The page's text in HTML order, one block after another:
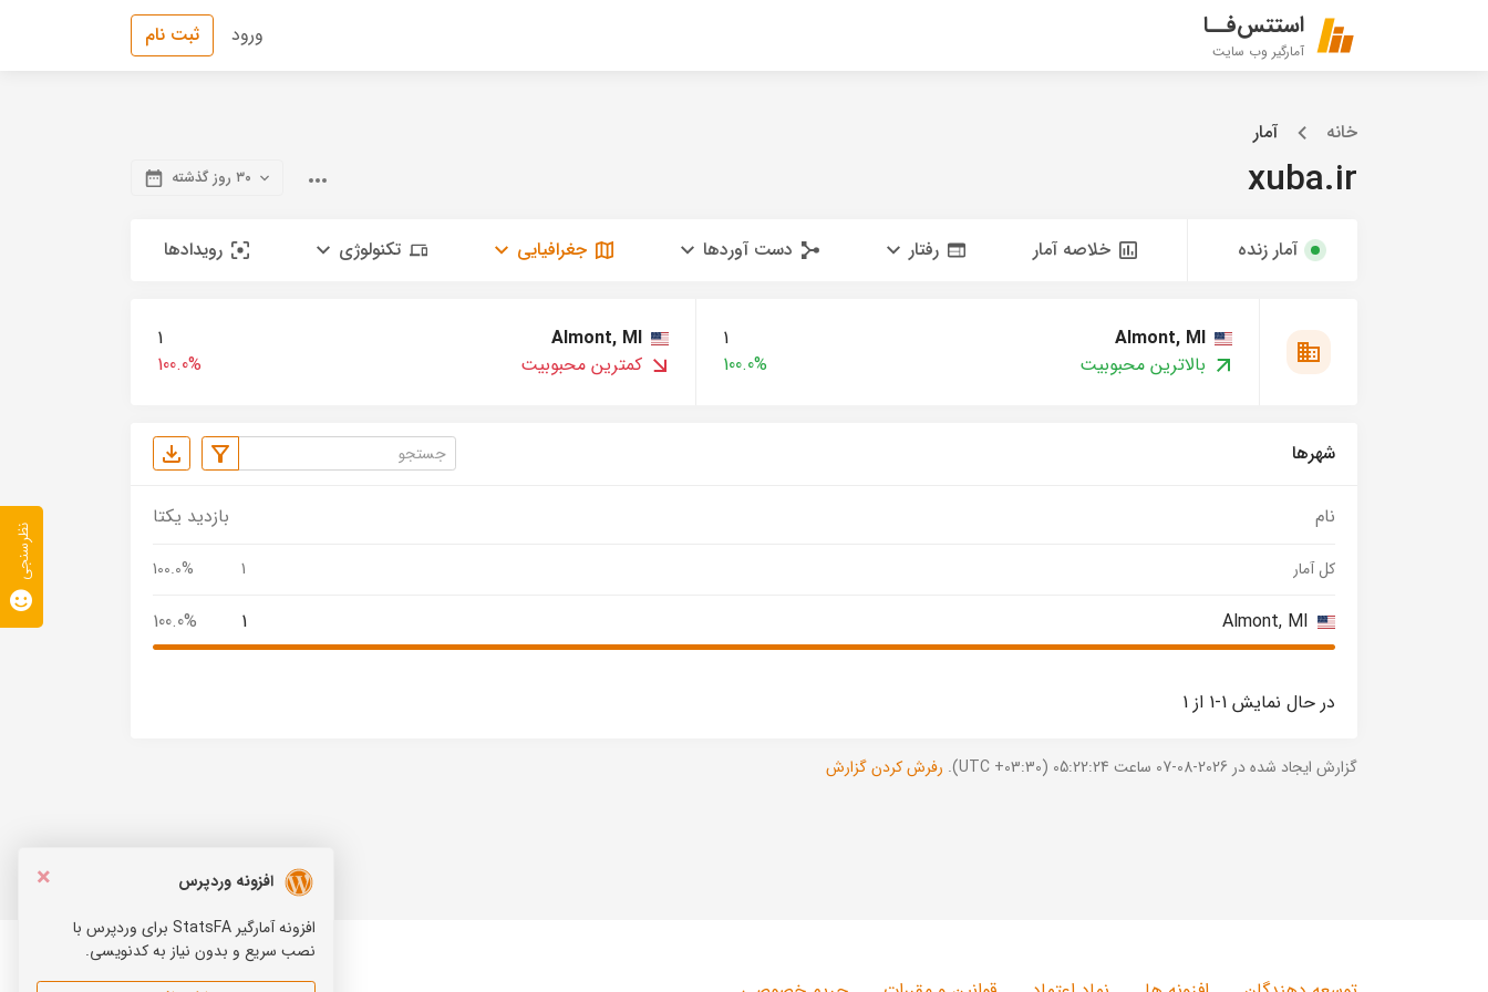
استتس‌فــا
آمارگیر وب سایت
ورود ثبت نام
خانه آمار
xuba.ir ۳۰ روز گذشته
آمار زنده خلاصه آمار رفتار دست آوردها جغرافیایی تکنولوژی رویدادها
Almont, MI
1
بالاترین محبوبیت
100.0%
Almont, MI
1
کمترین محبوبیت
100.0%
شهرها
نام بازدید یکتا
کل آمار 1
100.0%
Almont, MI
1
100.0%
در حال نمایش 1-1 از 1
گزارش ایجاد شده در 2026-08-07 ساعت 05:22:24 (UTC +03:30). رفرش کردن گزارش
×
افزونه وردپرس
افزونه آمارگیر StatsFA برای وردپرس با
نصب سریع و بدون نیاز به کدنویسی.
نظرسنجی